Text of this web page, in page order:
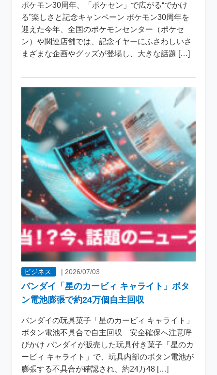
ポケモン30周年、「ポケセン」で広がる“でかけ
る”楽しさと記念キャンペーン ポケモン30周年を
迎えた今年、全国のポケモンセンター（ポケセ
ン）や関連店舗では、記念イヤーにふさわしいさ
まざまな企画やグッズが登場し、大きな話題 […]
ビジネス | 2026/07/03
バンダイ「星のカービィ キャライト」ボタ
ン電池膨張で約24万個自主回収
バンダイの玩具菓子「星のカービィ キャライト」
ボタン電池不具合で自主回収 安全確保へ注意呼
びかけ バンダイが販売した玩具付き菓子「星のカ
ービィ キャライト」で、玩具内部のボタン電池が
膨張する不具合が確認され、約24万48 […]